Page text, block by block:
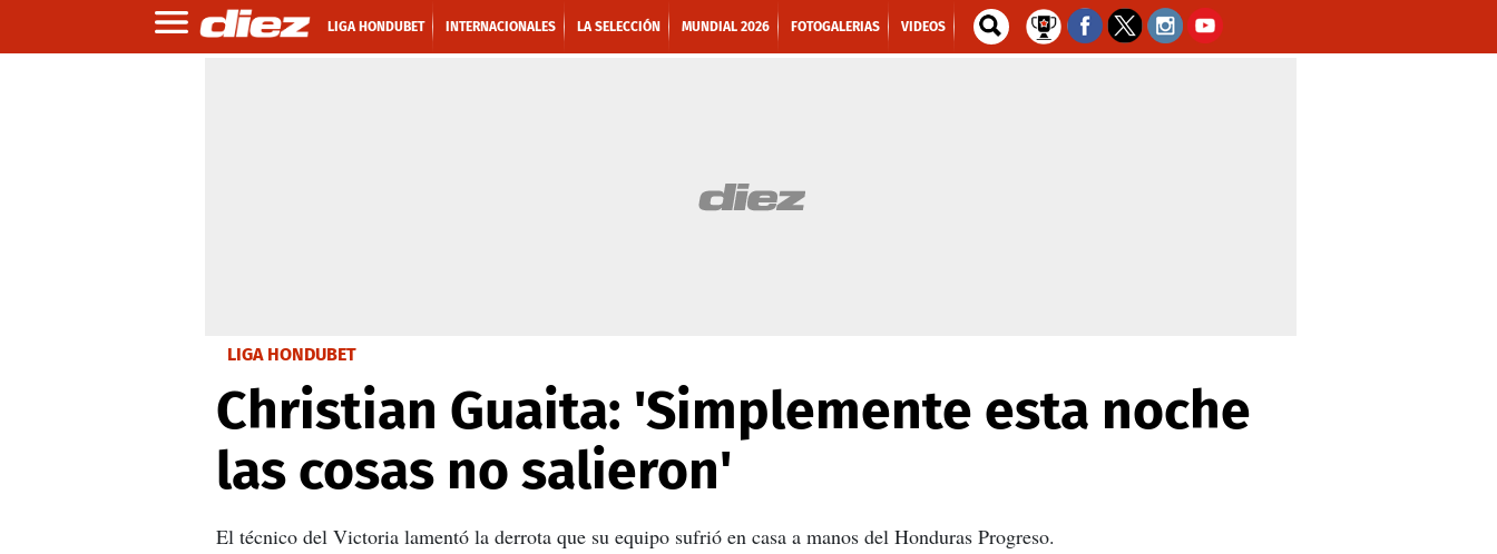
LIGA HONDUBET INTERNACIONALES LA SELECCIÓN MUNDIAL 2026 FOTOGALERIAS VIDEOS
LIGA HONDUBET
Christian Guaita: 'Simplemente esta noche
las cosas no salieron'
El técnico del Victoria lamentó la derrota que su equipo sufrió en casa a manos del Honduras Progreso.